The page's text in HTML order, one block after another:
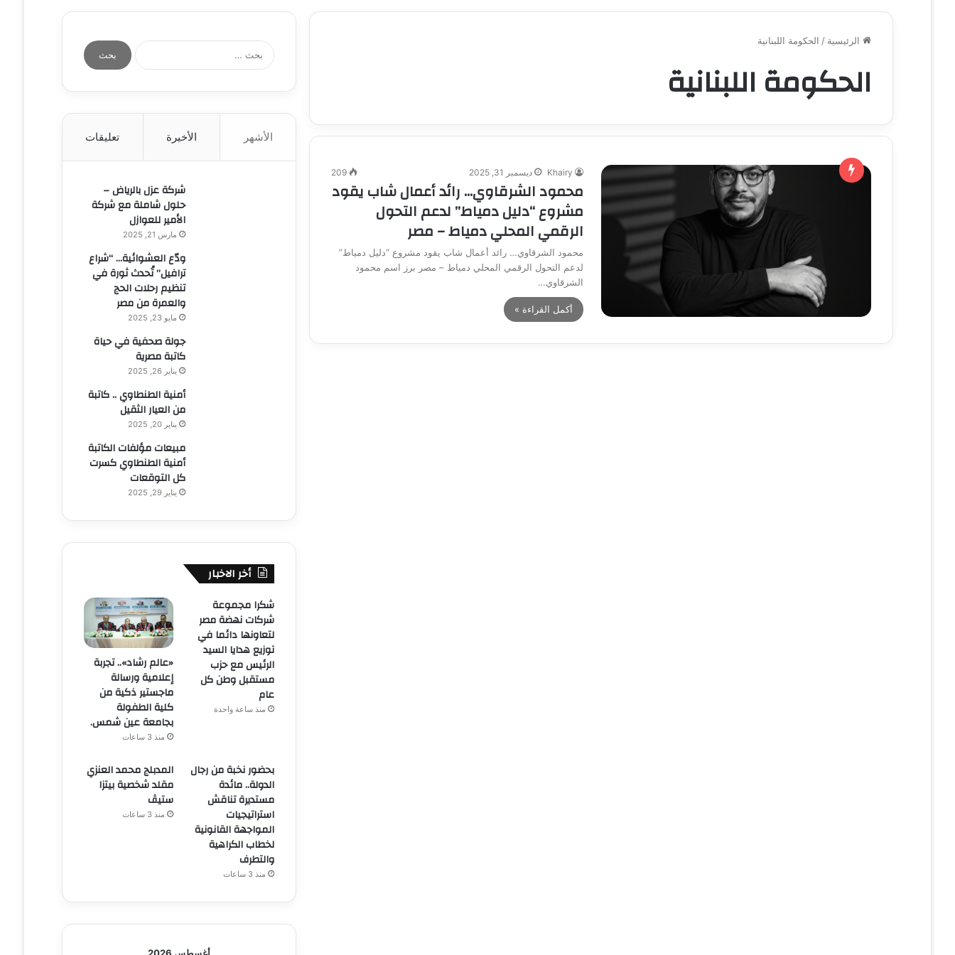
الرئيسية / الحكومة اللبنانية
الحكومة اللبنانية
Khairy ديسمبر 31, 2025 209
محمود الشرقاوي… رائد أعمال شاب يقود
مشروع “دليل دمياط” لدعم التحول
الرقمي المحلي دمياط – مصر
محمود الشرقاوي… رائد أعمال شاب يقود مشروع “دليل دمياط”
لدعم التحول الرقمي المحلي دمياط – مصر برز اسم محمود
الشرقاوي…
أكمل القراءة »
ح
الأشهر الأخيرة تعليقات
شركة عزل بالرياض –
حلول شاملة مع شركة
الأمير للعوازل
مارس 21, 2025
ودّع العشوائية… “شراع
ترافيل” تُحدث ثورة في
تنظيم رحلات الحج
والعمرة من مصر
مايو 23, 2025
جولة صحفية في حياة
كاتبة مصرية
يناير 26, 2025
أمنية الطنطاوي .. كاتبة
من العيار الثقيل
يناير 20, 2025
مبيعات مؤلفات الكاتبة
أمنية الطنطاوي كسرت
كل التوقعات
يناير 29, 2025
أخر الاخبار
شكرا مجموعة
شركات نهضة مصر
لتعاونها دائما في
توزيع هدايا السيد
الرئيس مع حزب
مستقبل وطن كل
عام
منذ ساعة واحدة
«عالم رشاد».. تجربة
إعلامية ورسالة
ماجستير ذكية من
كلية الطفولة
بجامعة عين شمس.
منذ 3 ساعات
بحضور نخبة من رجال
الدولة.. مائدة
مستديرة تناقش
استراتيجيات
المواجهة القانونية
لخطاب الكراهية
والتطرف
منذ 3 ساعات
المدبلج محمد العنزي
مقلد شخصية بيتزا
ستيڤ
منذ 3 ساعات
أغسطس 2026